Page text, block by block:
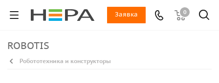
0
Заявка
ROBOTIS
Робототехника и конструкторы